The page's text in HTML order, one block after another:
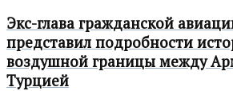
Экс-глава гражданской
представил подробности
воздушной границы между
Турцией